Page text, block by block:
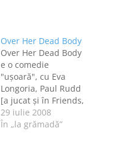
Over Her Dead Body
Over Her Dead Body
e o comedie
"uşoară", cu Eva
Longoria, Paul Rudd
[a jucat şi în Friends,
unde este soţul lui
Phoebe], Jason Biggs
29 iulie 2008
În „la grămadă”